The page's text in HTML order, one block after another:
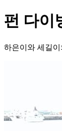
펀 다이
하은이와 세길